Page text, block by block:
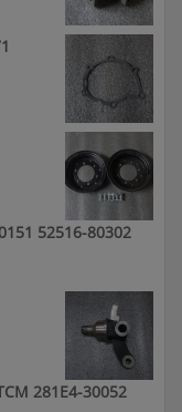
52516-80302
281E4-30052